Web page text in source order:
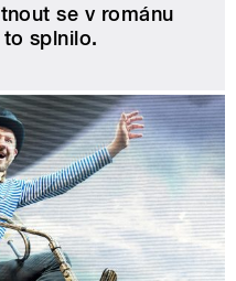
se v románu
to splnilo.